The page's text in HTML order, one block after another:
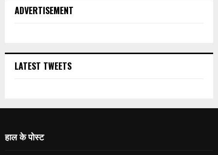
ADVERTISEMENT
LATEST TWEETS
हाल के पोस्ट